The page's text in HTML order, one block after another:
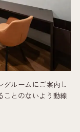
グルームにご案内し
ことのないよう動線